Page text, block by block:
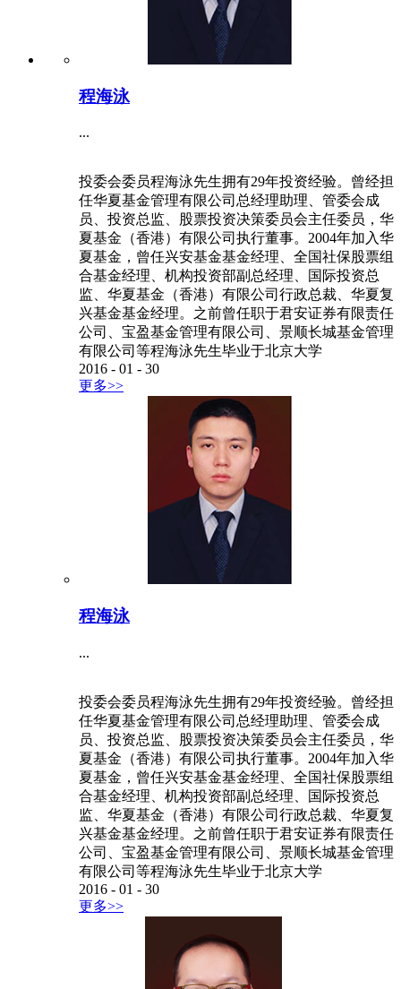
程海泳
...
投委会委员程海泳先生拥有29年投资经验。曾经担
任华夏基金管理有限公司总经理助理、管委会成
员、投资总监、股票投资决策委员会主任委员，华
夏基金（香港）有限公司执行董事。2004年加入华
夏基金，曾任兴安基金基金经理、全国社保股票组
合基金经理、机构投资部副总经理、国际投资总
监、华夏基金（香港）有限公司行政总裁、华夏复
兴基金基金经理。之前曾任职于君安证券有限责任
公司、宝盈基金管理有限公司、景顺长城基金管理
有限公司等程海泳先生毕业于北京大学
2016 - 01 - 30
更多>>
程海泳
...
投委会委员程海泳先生拥有29年投资经验。曾经担
任华夏基金管理有限公司总经理助理、管委会成
员、投资总监、股票投资决策委员会主任委员，华
夏基金（香港）有限公司执行董事。2004年加入华
夏基金，曾任兴安基金基金经理、全国社保股票组
合基金经理、机构投资部副总经理、国际投资总
监、华夏基金（香港）有限公司行政总裁、华夏复
兴基金基金经理。之前曾任职于君安证券有限责任
公司、宝盈基金管理有限公司、景顺长城基金管理
有限公司等程海泳先生毕业于北京大学
2016 - 01 - 30
更多>>